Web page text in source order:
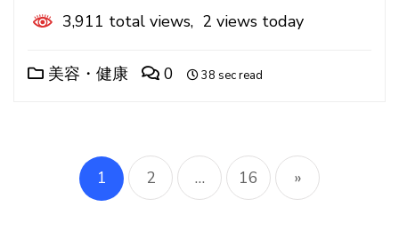
3,911 total views, 2 views today
美容・健康 0 38 sec read
投
稿
1 2 … 16 »